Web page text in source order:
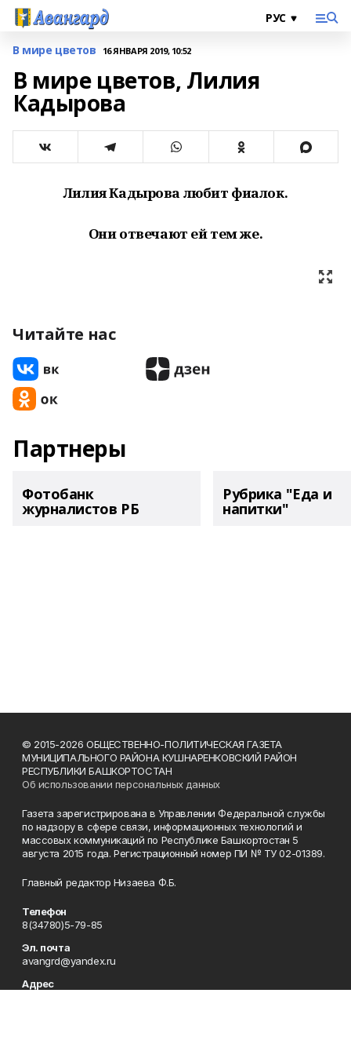
В мире цветов 16 ЯНВАРЯ 2019, 10:52
В мире цветов, Лилия
Кадырова
Лилия Кадырова любит фиалок.
Они отвечают ей тем же.
Читайте нас
Партнеры
Фотобанк
журналистов РБ
Рубрика "Еда и
напитки"
© 2015-2026 ОБЩЕСТВЕННО-ПОЛИТИЧЕСКАЯ ГАЗЕТА
МУНИЦИПАЛЬНОГО РАЙОНА КУШНАРЕНКОВСКИЙ РАЙОН
РЕСПУБЛИКИ БАШКОРТОСТАН
Об использовании персональных данных
Газета зарегистрирована в Управлении Федеральной службы
по надзору в сфере связи, информационных технологий и
массовых коммуникаций по Республике Башкортостан 5
августа 2015 года. Регистрационный номер ПИ № ТУ 02-01389.
Главный редактор Низаева Ф.Б.
Телефон
8(34780)5-79-85
Эл. почта
avangrd@yandex.ru
Адрес